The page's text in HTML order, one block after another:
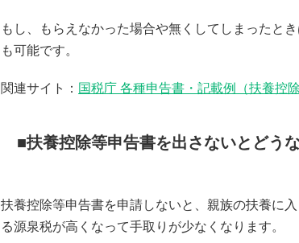
もし、もらえなかった場合や無くしてしまったと
も可能です。
関連サイト： 国税庁 各種申告書・記載例（扶養控
扶養控除等申告書を出さないとどう
扶養控除等申告書を申請しないと、親族の扶養に
る源泉税が高くなって手取りが少なくなります。